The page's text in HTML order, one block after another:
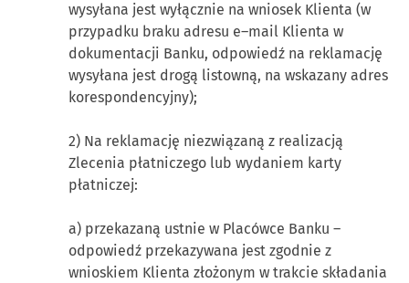
wysyłana jest wyłącznie na wniosek Klienta (w
przypadku braku adresu e–mail Klienta w
dokumentacji Banku, odpowiedź na reklamację
wysyłana jest drogą listowną, na wskazany adres
korespondencyjny);
2) Na reklamację niezwiązaną z realizacją
Zlecenia płatniczego lub wydaniem karty
płatniczej:
a) przekazaną ustnie w Placówce Banku –
odpowiedź przekazywana jest zgodnie z
wnioskiem Klienta złożonym w trakcie składania